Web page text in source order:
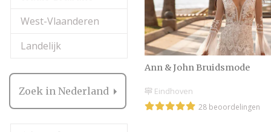
West-Vlaanderen
Landelijk
Zoek in Nederland
Ann & John Bruidsmode
Eindhoven
28 beoordelingen